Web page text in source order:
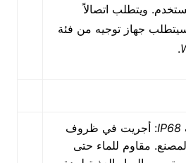
ويتطلب اتصالاً
جهاز توجيه من فئة
: أجريت في ظروف
مقاوم للماء حتى